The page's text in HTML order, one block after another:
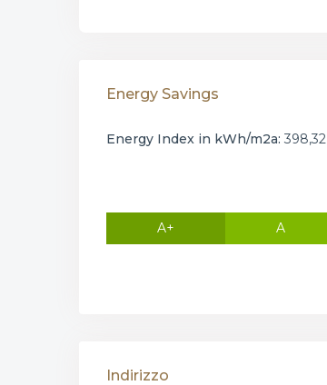
Energy Savings
Energy Index in kWh/m2a: 398,32
A+ A
Indirizzo